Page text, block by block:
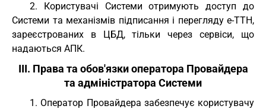
2. Користувачі Системи отримують доступ до
Системи та механізмів підписання і перегляду е-ТТН,
зареєстрованих в ЦБД, тільки через сервіси, що
надаються АПК.
III. Права та обов'язки оператора Провайдера
та адміністратора Системи
1. Оператор Провайдера забезпечує користувачу